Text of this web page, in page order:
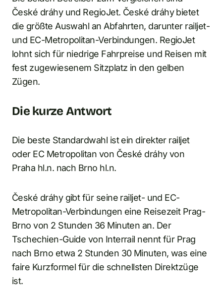
České dráhy und RegioJet. České dráhy bietet
die größte Auswahl an Abfahrten, darunter railjet-
und EC-Metropolitan-Verbindungen. RegioJet
lohnt sich für niedrige Fahrpreise und Reisen mit
fest zugewiesenem Sitzplatz in den gelben
Zügen.
Die kurze Antwort
Die beste Standardwahl ist ein direkter railjet
oder EC Metropolitan von České dráhy von
Praha hl.n. nach Brno hl.n.
České dráhy gibt für seine railjet- und EC-
Metropolitan-Verbindungen eine Reisezeit Prag-
Brno von 2 Stunden 36 Minuten an. Der
Tschechien-Guide von Interrail nennt für Prag
nach Brno etwa 2 Stunden 30 Minuten, was eine
faire Kurzformel für die schnellsten Direktzüge
ist.